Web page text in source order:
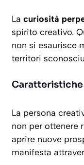
La curiosità
spirito creativo.
non si esaurisce
territori
La persona
non per ottenere
aprire nuove
manifesta